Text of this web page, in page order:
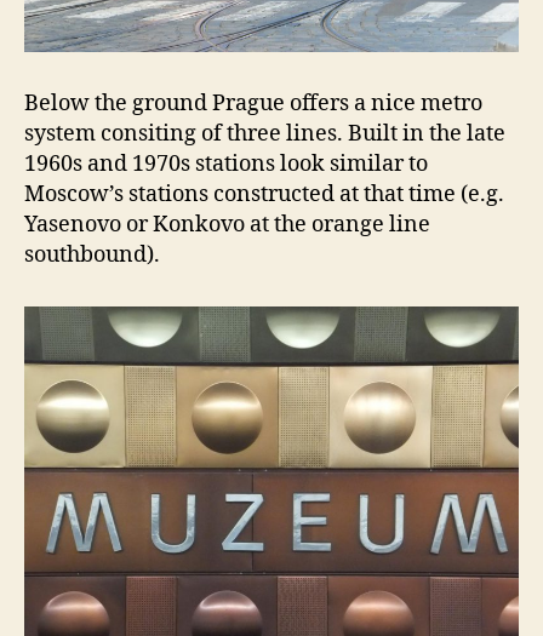
Below the ground Prague offers a nice metro
system consiting of three lines. Built in the late
1960s and 1970s stations look similar to
Moscow’s stations constructed at that time (e.g.
Yasenovo or Konkovo at the orange line
southbound).